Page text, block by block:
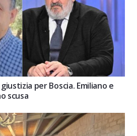
per Boscia. Emiliano e
scusa